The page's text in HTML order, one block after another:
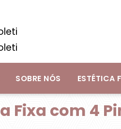
SOBRE NÓS ESTÉTICA
Fixa com 4